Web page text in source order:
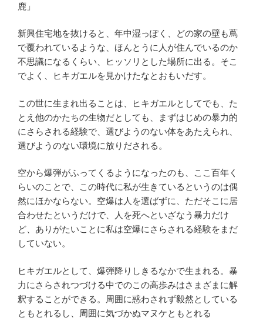
鹿」
新興住宅地を抜けると、年中湿っぽく、どの家の壁も蔦
で覆われているような、ほんとうに人が住んでいるのか
不思議になるくらい、ヒッソリとした場所に出る。そこ
でよく、ヒキガエルを見かけたなとおもいだす。
この世に生まれ出ることは、ヒキガエルとしてでも、た
とえ他のかたちの生物だとしても、まずはじめの暴力的
にさらされる経験で、選びようのない体をあたえられ、
選びようのない環境に放りだされる。
空から爆弾がふってくるようになったのも、ここ百年く
らいのことで、この時代に私が生きているというのは偶
然にほかならない。空爆は人を選ばずに、ただそこに居
合わせたというだけで、人を死へといざなう暴力だけ
ど、ありがたいことに私は空爆にさらされる経験をまだ
していない。
ヒキガエルとして、爆弾降りしきるなかで生まれる。暴
力にさらされつづける中でのこの高歩みはさまざまに解
釈することができる。周囲に惑わされず毅然としている
ともとれるし、周囲に気づかぬマヌケともとれる